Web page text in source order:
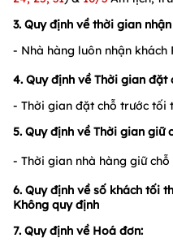
3. Quy định về thời gian
- Nhà hàng luôn nhận khách
4. Quy định về Thời gian đặt
- Thời gian đặt chỗ trước tối
5. Quy định về Thời gian giữ
- Thời gian nhà hàng giữ
6. Quy định về số khách tối
Không quy định
7. Quy định về Hoá đơn: